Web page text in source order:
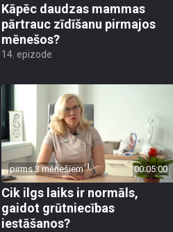
Kāpēc daudzas mammas
pārtrauc zīdīšanu pirmajos
mēnešos?
14. epizode
pirms 3 mēnešiem 00:05:00
Cik ilgs laiks ir normāls,
gaidot grūtniecības
iestāšanos?